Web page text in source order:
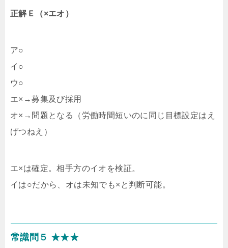
正解Ｅ（×エオ）
ア○
イ○
ウ○
エ×→募集及び採用
オ×→問題となる（労働時間短いのに同じ目標設定はえ
げつねえ）
エ×は確定。相手方のイオを検証。
イは○だから、オは未知でも×と判断可能。
常識問５ ★★★